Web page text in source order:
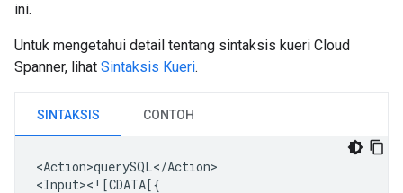
ini.
Untuk mengetahui detail tentang sintaksis kueri Cloud
Spanner, lihat Sintaksis Kueri.
SINTAKSIS CONTOH
<Action>querySQL</Action>